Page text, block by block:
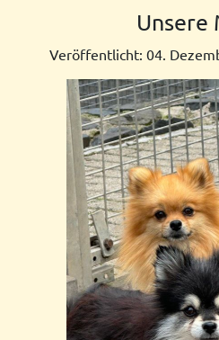
Unsere
Veröffentlicht: 04.